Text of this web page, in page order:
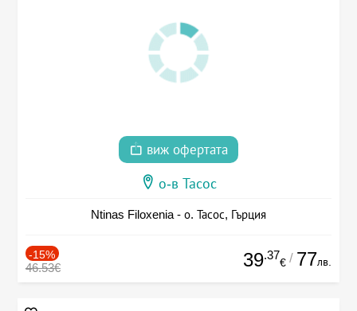
виж офертата
о-в Тасос
Ntinas Filoxenia - о. Тасос, Гърция
-15%
46.53€ 39.37
€ / 77лв.